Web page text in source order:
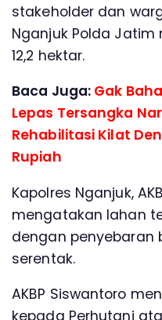
stakeholder dan
Nganjuk Polda
12,2 hektar.
Baca Juga: Gak
Lepas Tersangka
Rehabilitasi Kilat
Rupiah
Kapolres Nganjuk,
mengatakan lahan
dengan penyebaran
serentak.
AKBP Siswantoro